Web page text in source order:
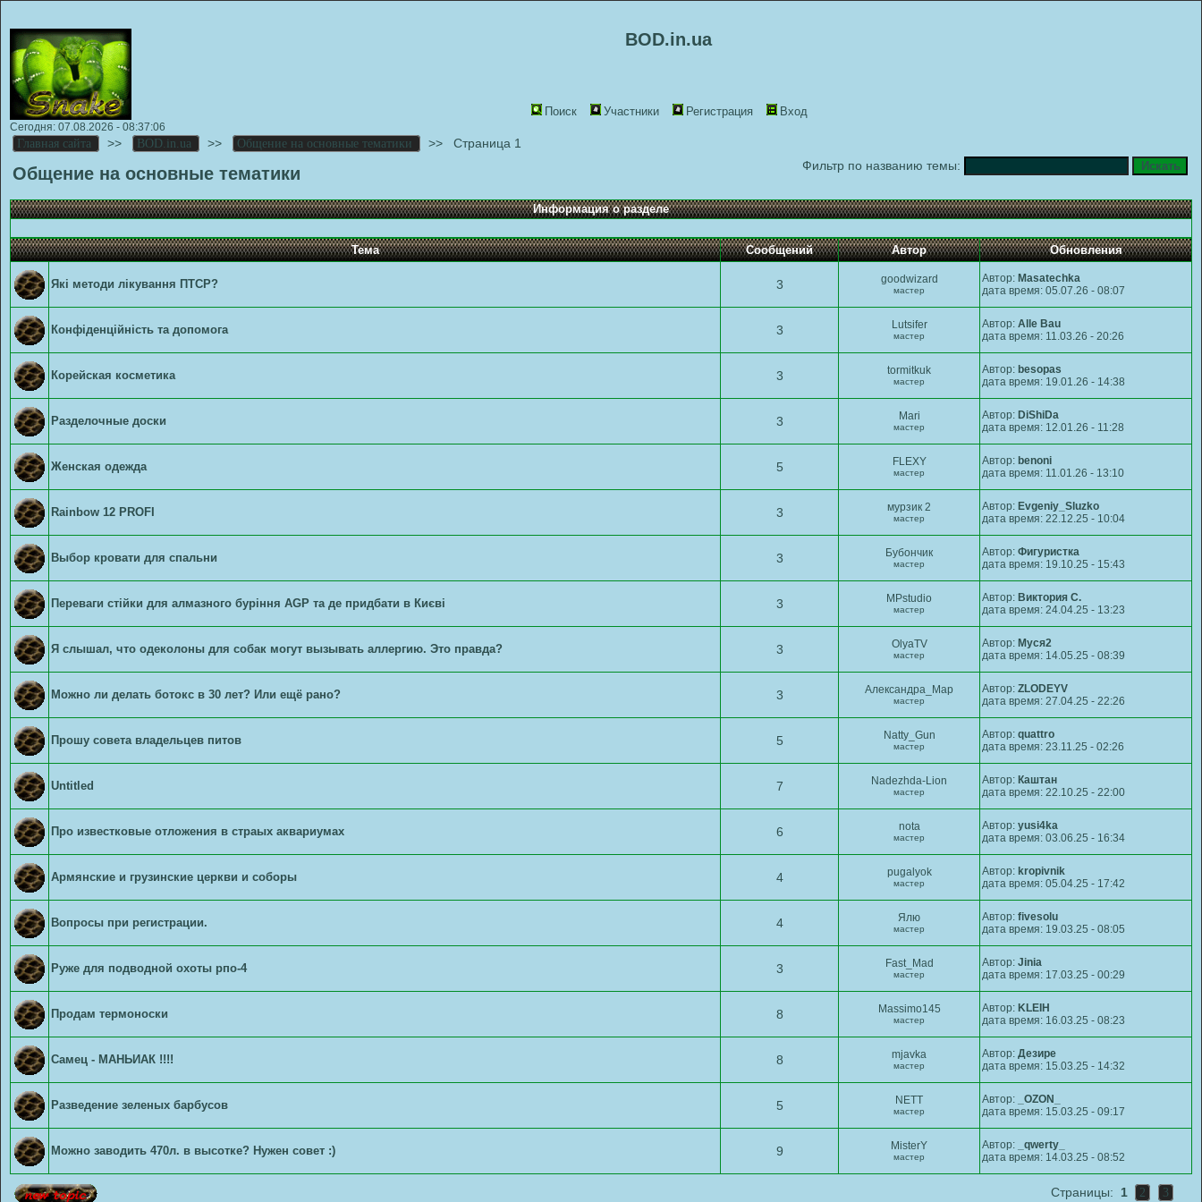
BOD.in.ua
Поиск Участники Регистрация Вход
Сегодня: 07.08.2026 - 08:37:06
Главная сайта >> BOD.in.ua >> Общение на основные тематики >> Страница 1
Общение на основные тематики Фильтр по названию темы:
Информация о разделе
Тема Cообщений Автор Обновления
Які методи лікування ПТСР? 3 goodwizard
мастер
Автор: Masatechka
дата время: 05.07.26 - 08:07
Конфіденційність та допомога 3 Lutsifer
мастер
Автор: Alle Bau
дата время: 11.03.26 - 20:26
Корейская косметика 3 tormitkuk
мастер
Автор: besopas
дата время: 19.01.26 - 14:38
Разделочные доски 3 Mаri
мастер
Автор: DiShiDa
дата время: 12.01.26 - 11:28
Женская одежда 5 FLEXY
мастер
Автор: benoni
дата время: 11.01.26 - 13:10
Rainbow 12 PROFI 3 мурзик 2
мастер
Автор: Evgeniy_Sluzko
дата время: 22.12.25 - 10:04
Выбор кровати для спальни 3 Бубончик
мастер
Автор: Фигуристка
дата время: 19.10.25 - 15:43
Переваги стійки для алмазного буріння AGP та де придбати в Києві 3 MPstudio
мастер
Автор: Виктория С.
дата время: 24.04.25 - 13:23
Я слышал, что одеколоны для собак могут вызывать аллергию. Это правда? 3 OlyaTV
мастер
Автор: Муся2
дата время: 14.05.25 - 08:39
Можно ли делать ботокс в 30 лет? Или ещё рано? 3 Александра_Мар
мастер
Автор: ZLODEYV
дата время: 27.04.25 - 22:26
Прошу совета владельцев питов 5 Natty_Gun
мастер
Автор: quattro
дата время: 23.11.25 - 02:26
Untitled 7 Nadezhda-Lion
мастер
Автор: Каштан
дата время: 22.10.25 - 22:00
Про известковые отложения в страых аквариумах 6 nota
мастер
Автор: yusi4ka
дата время: 03.06.25 - 16:34
Армянские и грузинские церкви и соборы 4 pugalyok
мастер
Автор: kropivnik
дата время: 05.04.25 - 17:42
Вопросы при регистрации. 4 Ялю
мастер
Автор: fivesolu
дата время: 19.03.25 - 08:05
Руже для подводной охоты рпо-4 3 Fast_Mad
мастер
Автор: Jinia
дата время: 17.03.25 - 00:29
Продам термоноски 8 Massimo145
мастер
Автор: KLEIH
дата время: 16.03.25 - 08:23
Самец - МАНЬИАК !!!! 8 mjavka
мастер
Автор: Дезире
дата время: 15.03.25 - 14:32
Разведение зеленых барбусов 5 NETT
мастер
Автор:
_OZON_
дата время: 15.03.25 - 09:17
Можно заводить 470л. в высотке? Нужен совет :) 9 MisterY
мастер
Автор:
_qwerty_
дата время: 14.03.25 - 08:52
Страницы: 1 2 3